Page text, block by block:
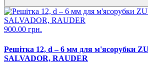
900.00 грн.
Решітка 12, d – 6 мм для м'ясорубки
SALVADOR, RAUDER